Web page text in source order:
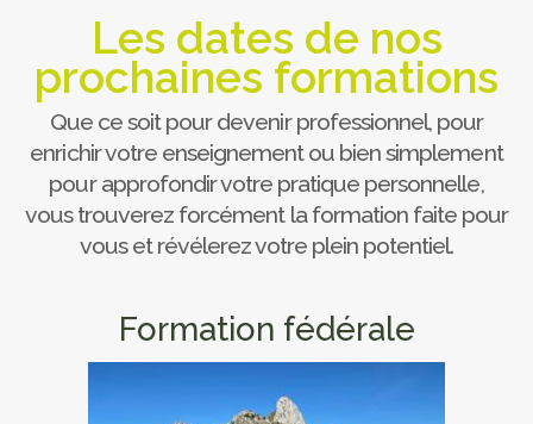
Les dates de nos
prochaines formations
Que ce soit pour devenir professionnel, pour
enrichir votre enseignement ou bien simplement
pour approfondir votre pratique personnelle,
vous trouverez forcément la formation faite pour
vous et révélerez votre plein potentiel.
Formation fédérale